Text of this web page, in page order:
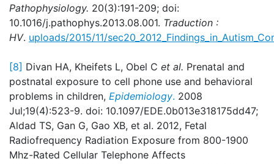
Pathophysiology. 20(3):191-209; doi:
10.1016/j.pathophys.2013.08.001. Traduction :
HV. uploads/2015/11/
[8] Divan HA, Kheifets L, Obel C et al. Prenatal and
postnatal exposure to cell phone use and behavioral
problems in children, Epidemiology. 2008
Jul;19(4):523-9. doi: 10.1097/EDE.0b013e318175dd47;
Aldad TS, Gan G, Gao XB, et al. 2012, Fetal
Radiofrequency Radiation Exposure from 800-1900
Mhz-Rated Cellular Telephone Affects